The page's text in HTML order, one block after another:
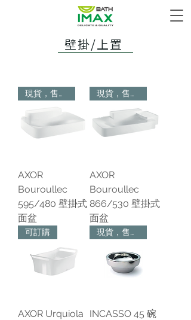
壁掛/上置
現貨，售完為止
AXOR
Bouroullec
595/480 壁掛式
面盆
現貨，售完為止
AXOR
Bouroullec
866/530 壁掛式
面盆
可訂購
AXOR Urquiola
現貨，售完為止
INCASSO 45 碗